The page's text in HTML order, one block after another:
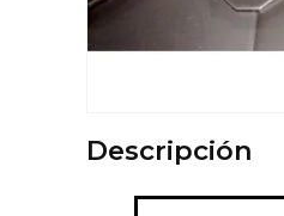
Descripción